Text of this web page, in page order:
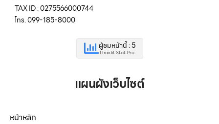
TAX ID : 0275566000744
โทร. 099-185-8000
ผู้ชมหน้านี้ : 5
Thaidit Stat Pro
แผนผังเว็บไซต์
หน้าหลัก